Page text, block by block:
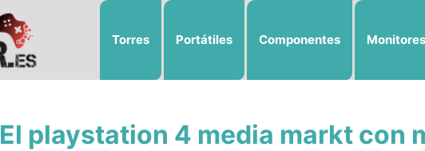
Torres Portátiles Componentes Monitores
El playstation 4 media markt con